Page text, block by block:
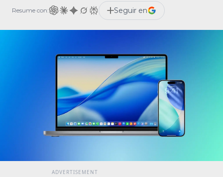
Resume con: Seguir en